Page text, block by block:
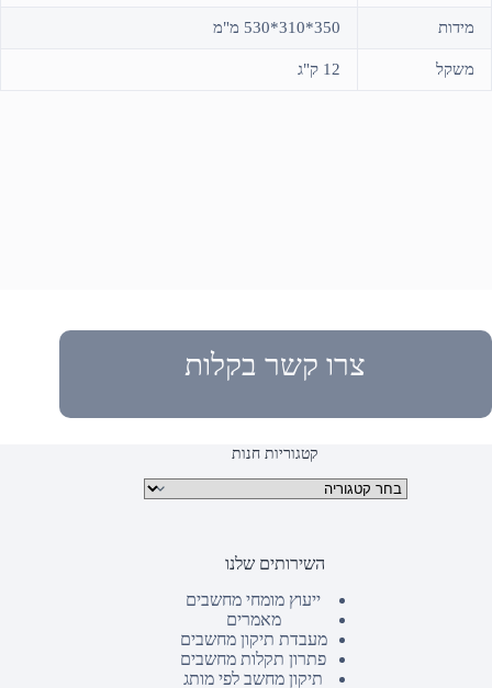
מידות 350*310*530 מ"מ
משקל 12 ק"ג
צרו קשר בקלות
קטגוריות חנות
קטגוריות מוצרים
השירותים שלנו
ייעוץ מומחי מחשבים
מאמרים
מעבדת תיקון מחשבים
פתרון תקלות מחשבים
תיקון מחשב לפי מותג